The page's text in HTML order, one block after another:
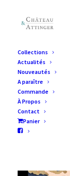
Collections
Actualités
Nouveautés
A paraître
Commande
À Propos
Contact
Panier